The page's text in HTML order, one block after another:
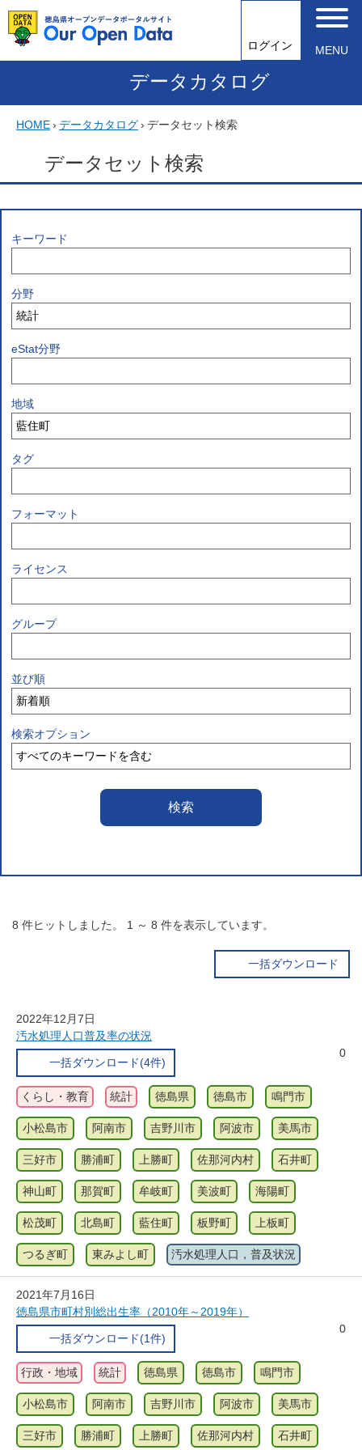
ログイン MENU
データカタログ
HOME› データカタログ› データセット検索
データセット検索
キーワード
分野
eStat分野
地域
タグ
フォーマット
ライセンス
グループ
並び順
検索オプション
8 件ヒットしました。 1 ～ 8 件を表示しています。
一括ダウンロード
2022年12月7日
汚水処理人口普及率の状況
一括ダウンロード(4件)
0
くらし・教育 統計 徳島県 徳島市 鳴門市
小松島市 阿南市 吉野川市 阿波市 美馬市
三好市 勝浦町 上勝町 佐那河内村 石井町
神山町 那賀町 牟岐町 美波町 海陽町
松茂町 北島町 藍住町 板野町 上板町
つるぎ町 東みよし町 汚水処理人口，普及状況
2021年7月16日
徳島県市町村別総出生率（2010年～2019年）
一括ダウンロード(1件)
0
行政・地域 統計 徳島県 徳島市 鳴門市
小松島市 阿南市 吉野川市 阿波市 美馬市
三好市 勝浦町 上勝町 佐那河内村 石井町